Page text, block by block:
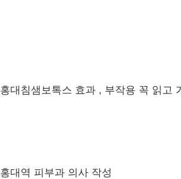
홍대침샘보톡스 효과 , 부작용 꼭 읽고
홍대역 피부과 의사 작성